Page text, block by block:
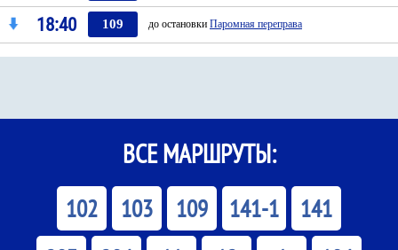
18:40 109 до остановки Паромная переправа
ВСЕ МАРШРУТЫ:
102 103 109 141-1
141